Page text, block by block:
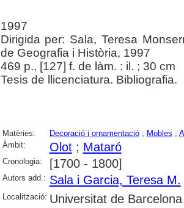
1997
Dirigida per: Sala, Teresa
de Geografia i Història, 1997
469 p., [127] f. de làm. : il. ; 30 cm
Tesis de llicenciatura. Bibliografia.
Matèries: Decoració i ornamentació; Mobles ;
Àmbit:
Olot; Mataró
Cronologia: [1700 - 1800]
Autors add.: Sala i Garcia, Teresa M.
Localització: Universitat de Barcelona